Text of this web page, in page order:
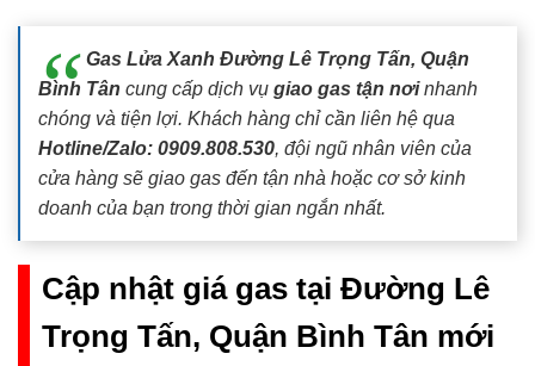
Gas Lửa Xanh Đường Lê Trọng Tấn, Quận
Bình Tân cung cấp dịch vụ giao gas tận nơinhanh
chóng và tiện lợi. Khách hàng chỉ cần liên hệ qua
Hotline/Zalo: 0909.808.530, đội ngũ nhân viên của
cửa hàng sẽ giao gas đến tận nhà hoặc cơ sở kinh
doanh của bạn trong thời gian ngắn nhất.
Cập nhật giá gas tại Đường Lê
Trọng Tấn, Quận Bình Tân mới